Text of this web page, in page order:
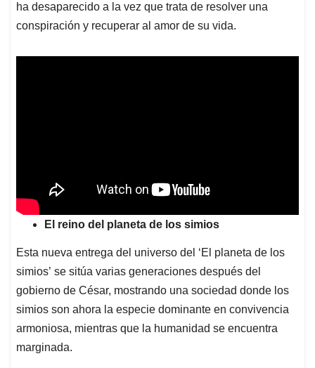
ha desaparecido a la vez que trata de resolver una
conspiración y recuperar al amor de su vida.
El reino del planeta de los simios
Esta nueva entrega del universo del ‘El planeta de los
simios’ se sitúa varias generaciones después del
gobierno de César, mostrando una sociedad donde los
simios son ahora la especie dominante en convivencia
armoniosa, mientras que la humanidad se encuentra
marginada.